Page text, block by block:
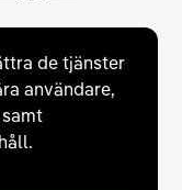
de tjänster
användare,
dig bästa
rad olika
trygg vid ditt köp
gällande